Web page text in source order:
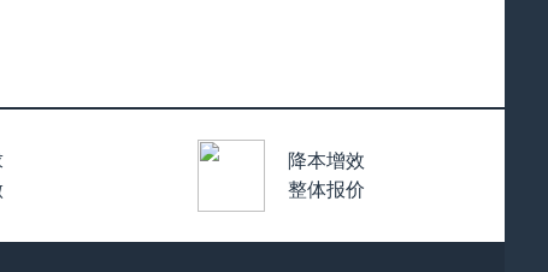
降本增效
整体报价